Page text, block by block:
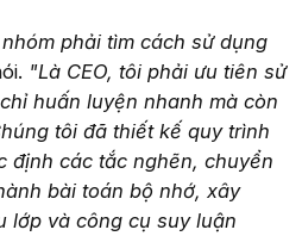
phải tìm cách sử dụng
"Là CEO, tôi phải ưu tiên sử
huấn luyện nhanh mà còn
tôi đã thiết kế quy trình
định các tắc nghẽn, chuyển
bài toán bộ nhớ, xây
lớp và công cụ suy luận